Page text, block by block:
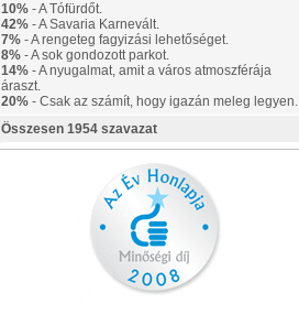
10% - A Tófürdőt.
42% - A Savaria Karnevált.
7% - A rengeteg fagyizási lehetőséget.
8% - A sok gondozott parkot.
14% - A nyugalmat, amit a város atmoszférája
áraszt.
20% - Csak az számít, hogy igazán meleg legyen.
Összesen 1954 szavazat